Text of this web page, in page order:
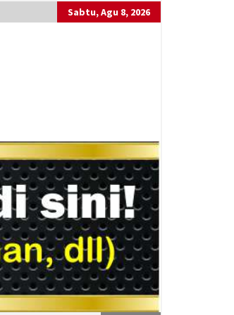
Sabtu, Agu 8, 2026